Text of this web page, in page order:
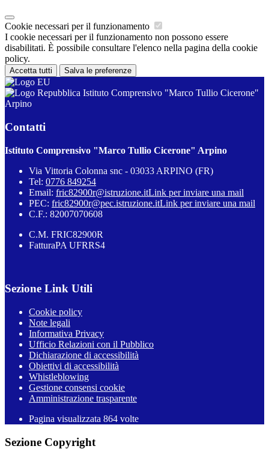
Cookie necessari per il funzionamento
I cookie necessari per il funzionamento non possono essere
disabilitati. È possibile consultare l'elenco nella pagina della cookie
policy.
Accetta tutti Salva le preferenze
Istituto Comprensivo "Marco Tullio Cicerone"
Arpino
Contatti
Istituto Comprensivo "Marco Tullio Cicerone" Arpino
Via Vittoria Colonna snc - 03033 ARPINO (FR)
Tel: 0776 849254
Email: fric82900r@istruzione.itLink per inviare una mail
PEC: fric82900r@pec.istruzione.itLink per inviare una mail
C.F.: 82007070608
C.M. FRIC82900R
FatturaPA UFRRS4
Sezione Link Utili
Cookie policy
Note legali
Informativa Privacy
Ufficio Relazioni con il Pubblico
Dichiarazione di accessibilità
Obiettivi di accessibilità
Whistleblowing
Gestione consensi cookie
Amministrazione trasparente
Pagina visualizzata 864 volte
Sezione Copyright